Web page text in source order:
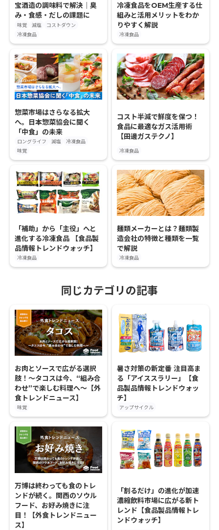
宝酒造の調味料で解決｜臭
み・食感・だしの課題に
味覚 減塩
コストダウン
冷凍食品
冷凍食品をOEM生産する仕
組みと活用メリットをわか
りやすく解説
冷凍食品
惣菜市場はさらなる拡大
へ。日本惣菜協会に聞く
「中食」の未来
ロングライフ 減塩
冷凍食品
味覚
コスト半減で鮮度を保つ！
食品に最適なガス活用術
【田邊ガステクノ】
冷凍食品
「補助」から「主役」へと
進化する冷凍食品 【食品製
品情報トレンドウォッチ】
冷凍食品
麺類メーカーとは？麺類製
造会社の特徴と種類を一覧
で解説
冷凍食品
同じカテゴリの記事
お肉とソースで広がる選択
肢！〜タコスは今、“組み合
わせ”で楽しむ料理へ〜【外
食トレンドニュース】
味覚
暑さ対策の新定番 注目高ま
る「アイススラリー」【食
品製品情報トレンドウォッ
チ】
アップサイクル
万博は終わっても食のトレ
ンドが続く。関西のソウル
フード、お好み焼きに注
目！【外食トレンドニュー
ス】
「割るだけ」の進化が加速
濃縮飲料市場に広がる新ト
レンド【食品製品情報トレ
ンドウォッチ】